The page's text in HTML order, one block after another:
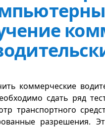
коммерческие
сдать ряд
транспортного
разрешения.